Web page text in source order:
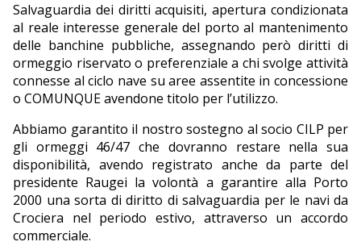
Salvaguardia dei diritti acquisiti, apertura condizionata
al reale interesse generale del porto al mantenimento
delle banchine pubbliche, assegnando però diritti di
ormeggio riservato o preferenziale a chi svolge attività
connesse al ciclo nave su aree assentite in concessione
o COMUNQUE avendone titolo per l’utilizzo.
Abbiamo garantito il nostro sostegno al socio CILP per
gli ormeggi 46/47 che dovranno restare nella sua
disponibilità, avendo registrato anche da parte del
presidente Raugei la volontà a garantire alla Porto
2000 una sorta di diritto di salvaguardia per le navi da
Crociera nel periodo estivo, attraverso un accordo
commerciale.